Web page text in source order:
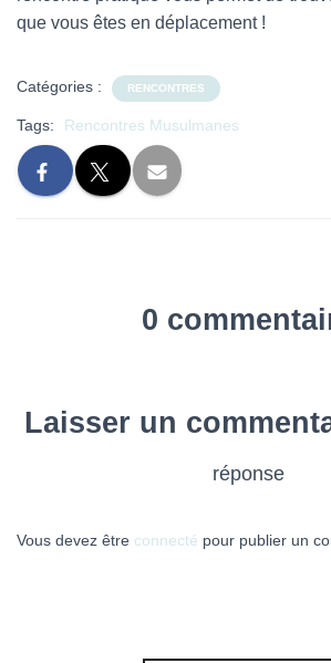
que vous êtes en déplacement !
Catégories : RENCONTRES
Tags: Rencontres Musulmanes
0
Laisser un
réponse
Vous devez être connecté pour publier un